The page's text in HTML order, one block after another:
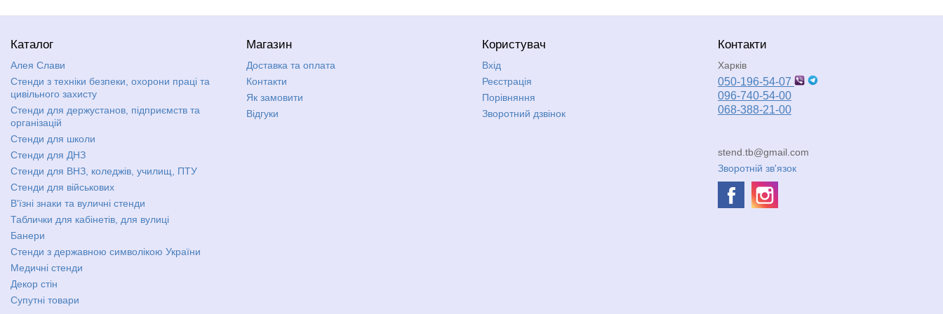
Каталог
Алея Слави
Стенди з техніки безпеки, охорони праці та
цивільного захисту
Стенди для держустанов, підприємств та
організацій
Стенди для школи
Стенди для ДНЗ
Стенди для ВНЗ, коледжів, училищ, ПТУ
Стенди для військових
В'їзні знаки та вуличні стенди
Таблички для кабінетів, для вулиці
Банери
Стенди з державною символікою України
Медичні стенди
Декор стін
Супутні товари
Магазин
Доставка та оплата
Контакти
Як замовити
Відгуки
Користувач
Вхід
Реєстрація
Порівняння
Зворотний дзвінок
Контакти
Харків
050-196-54-07
096-740-54-00
068-388-21-00
stend.tb@gmail.com
Зворотній зв'язок